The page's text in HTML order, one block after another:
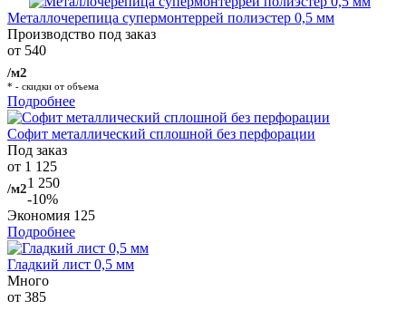
Металлочерепица супермонтеррей полиэстер 0,5 мм
Производство под заказ
от 540
/м2
* - скидки от объема
Подробнее
Софит металлический сплошной без перфорации
Под заказ
от 1 125
/м21 250
-10%
Экономия 125
Подробнее
Гладкий лист 0,5 мм
Много
от 385